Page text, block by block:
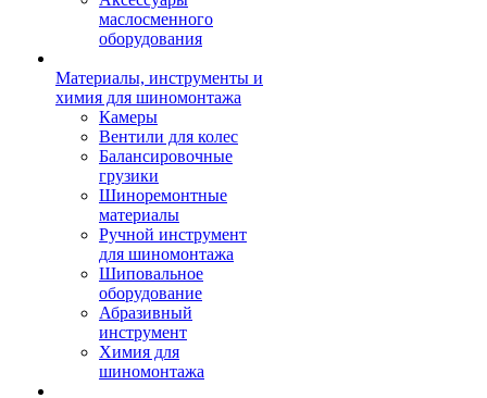
маслосменного
оборудования
Материалы, инструменты и
химия для шиномонтажа
Камеры
Вентили для колес
Балансировочные
грузики
Шиноремонтные
материалы
Ручной инструмент
для шиномонтажа
Шиповальное
оборудование
Абразивный
инструмент
Химия для
шиномонтажа